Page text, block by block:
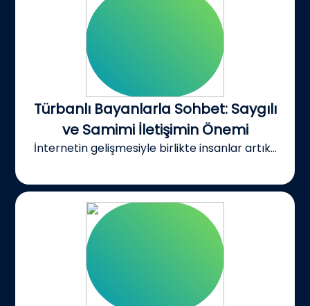
Türbanlı Bayanlarla Sohbet: Saygılı
ve Samimi İletişimin Önemi
İnternetin gelişmesiyle birlikte insanlar artık...